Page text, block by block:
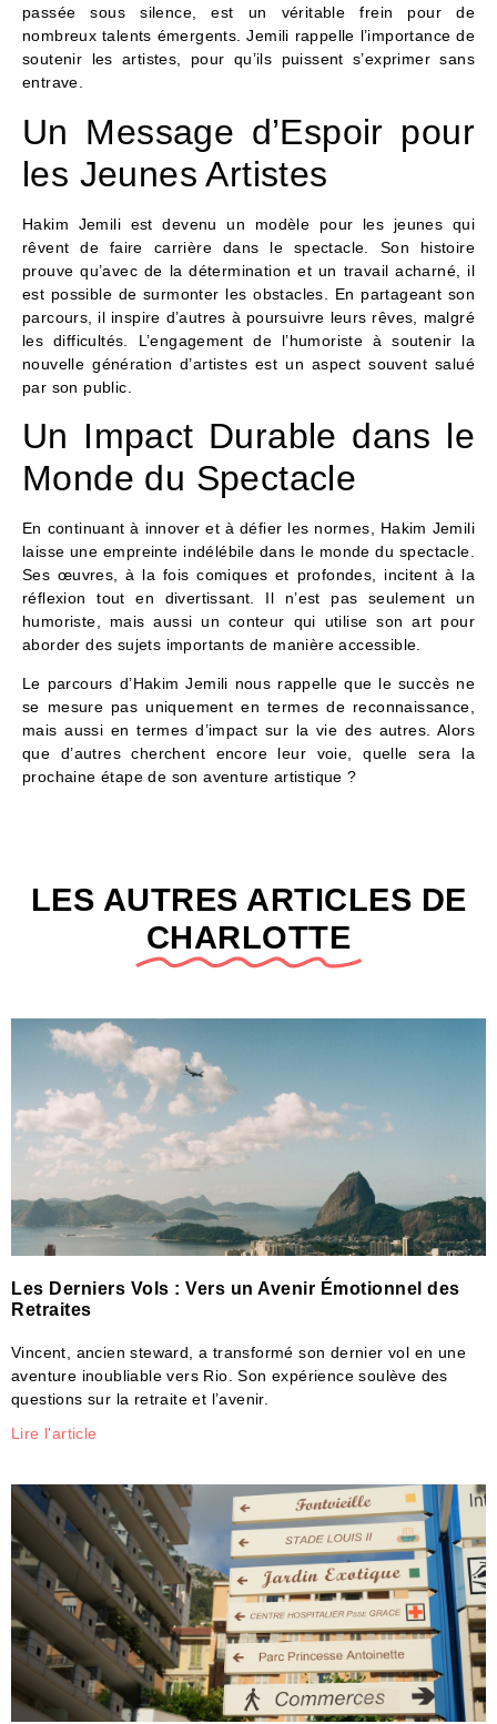
passée sous silence, est un véritable frein pour de
nombreux talents émergents. Jemili rappelle l’importance de
soutenir les artistes, pour qu’ils puissent s’exprimer sans
entrave.
Un Message d’Espoir pour
les Jeunes Artistes
Hakim Jemili est devenu un modèle pour les jeunes qui
rêvent de faire carrière dans le spectacle. Son histoire
prouve qu’avec de la détermination et un travail acharné, il
est possible de surmonter les obstacles. En partageant son
parcours, il inspire d’autres à poursuivre leurs rêves, malgré
les difficultés. L’engagement de l’humoriste à soutenir la
nouvelle génération d’artistes est un aspect souvent salué
par son public.
Un Impact Durable dans le
Monde du Spectacle
En continuant à innover et à défier les normes, Hakim Jemili
laisse une empreinte indélébile dans le monde du spectacle.
Ses œuvres, à la fois comiques et profondes, incitent à la
réflexion tout en divertissant. Il n’est pas seulement un
humoriste, mais aussi un conteur qui utilise son art pour
aborder des sujets importants de manière accessible.
Le parcours d’Hakim Jemili nous rappelle que le succès ne
se mesure pas uniquement en termes de reconnaissance,
mais aussi en termes d’impact sur la vie des autres. Alors
que d’autres cherchent encore leur voie, quelle sera la
prochaine étape de son aventure artistique ?
LES AUTRES ARTICLES DE
CHARLOTTE
Les Derniers Vols : Vers un Avenir Émotionnel des
Retraites
Vincent, ancien steward, a transformé son dernier vol en une
aventure inoubliable vers Rio. Son expérience soulève des
questions sur la retraite et l’avenir.
Lire l'article